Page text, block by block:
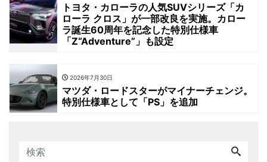
トヨタ・カローラの人気SUVシリーズ「カ
ローラ クロス」が一部改良を実施。カロー
ラ誕生60周年を記念した特別仕様車
「Z“Adventure”」も設定
2026年7月30日
マツダ・ロードスターがマイナーチェンジ。
特別仕様車として「PS」を追加